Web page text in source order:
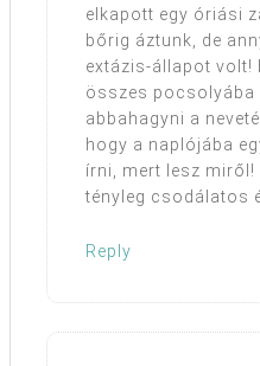
elkapott egy óriási
bőrig áztunk, de
extázis-állapot volt!
összes pocsolyába
abbahagyni a
hogy a naplójába
írni, mert lesz miről!
tényleg csodálatos
Reply